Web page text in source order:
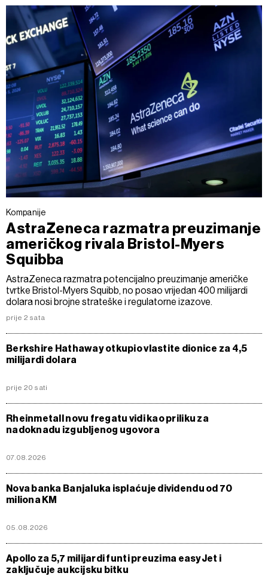
Kompanije
AstraZeneca razmatra preuzimanje
američkog rivala Bristol-Myers
Squibba
AstraZeneca razmatra potencijalno preuzimanje američke
tvrtke Bristol-Myers Squibb, no posao vrijedan 400 milijardi
dolara nosi brojne strateške i regulatorne izazove.
prije 2 sata
Berkshire Hathaway otkupio vlastite dionice za 4,5
milijardi dolara
prije 20 sati
Rheinmetall novu fregatu vidi kao priliku za
nadoknadu izgubljenog ugovora
07.08.2026
Nova banka Banjaluka isplaćuje dividendu od 70
miliona KM
05.08.2026
Apollo za 5,7 milijardi funti preuzima easyJet i
zaključuje aukcijsku bitku